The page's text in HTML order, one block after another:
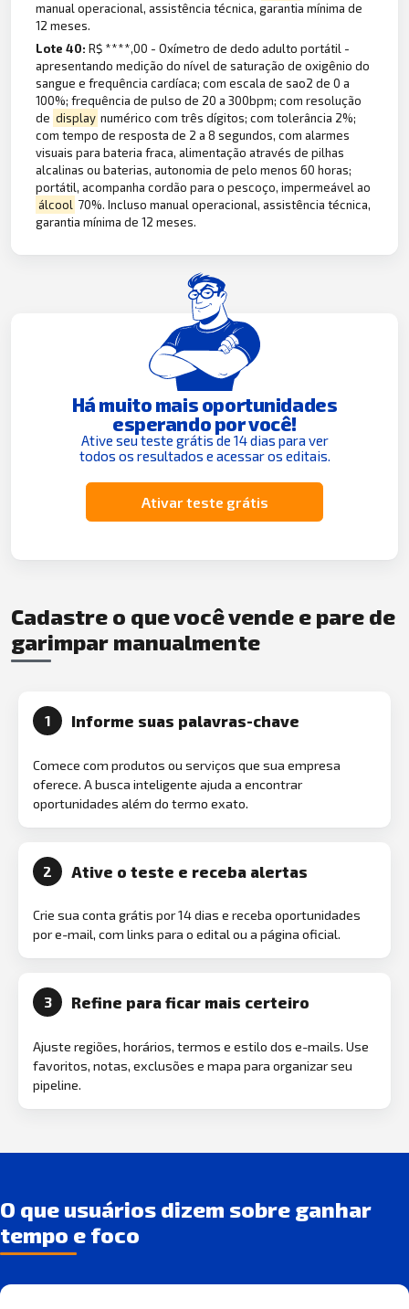
manual operacional, assistência técnica, garantia mínima de
12 meses.
Lote 40:R$ ****,00 - Oxímetro de dedo adulto portátil -
apresentando medição do nível de saturação de oxigênio do
sangue e frequência cardíaca; com escala de sao2 de 0 a
100%; frequência de pulso de 20 a 300bpm; com resolução
de display numérico com três dígitos; com tolerância 2%;
com tempo de resposta de 2 a 8 segundos, com alarmes
visuais para bateria fraca, alimentação através de pilhas
alcalinas ou baterias, autonomia de pelo menos 60 horas;
portátil, acompanha cordão para o pescoço, impermeável ao
álcool 70%. Incluso manual operacional, assistência técnica,
garantia mínima de 12 meses.
Há muito mais oportunidades
esperando por você!
Ative seu teste grátis de 14 dias para ver
todos os resultados e acessar os editais.
Ativar teste grátis
Cadastre o que você vende e pare de
garimpar manualmente
1 Informe suas palavras-chave
Comece com produtos ou serviços que sua empresa
oferece. A busca inteligente ajuda a encontrar
oportunidades além do termo exato.
2 Ative o teste e receba alertas
Crie sua conta grátis por 14 dias e receba oportunidades
por e-mail, com links para o edital ou a página oficial.
3 Refine para ficar mais certeiro
Ajuste regiões, horários, termos e estilo dos e-mails. Use
favoritos, notas, exclusões e mapa para organizar seu
pipeline.
O que usuários dizem sobre ganhar
tempo e foco